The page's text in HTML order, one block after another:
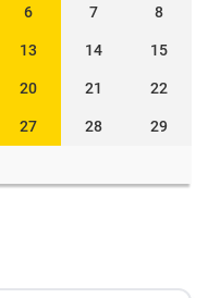
6 7 8
13 14 15
20 21 22
27 28 29